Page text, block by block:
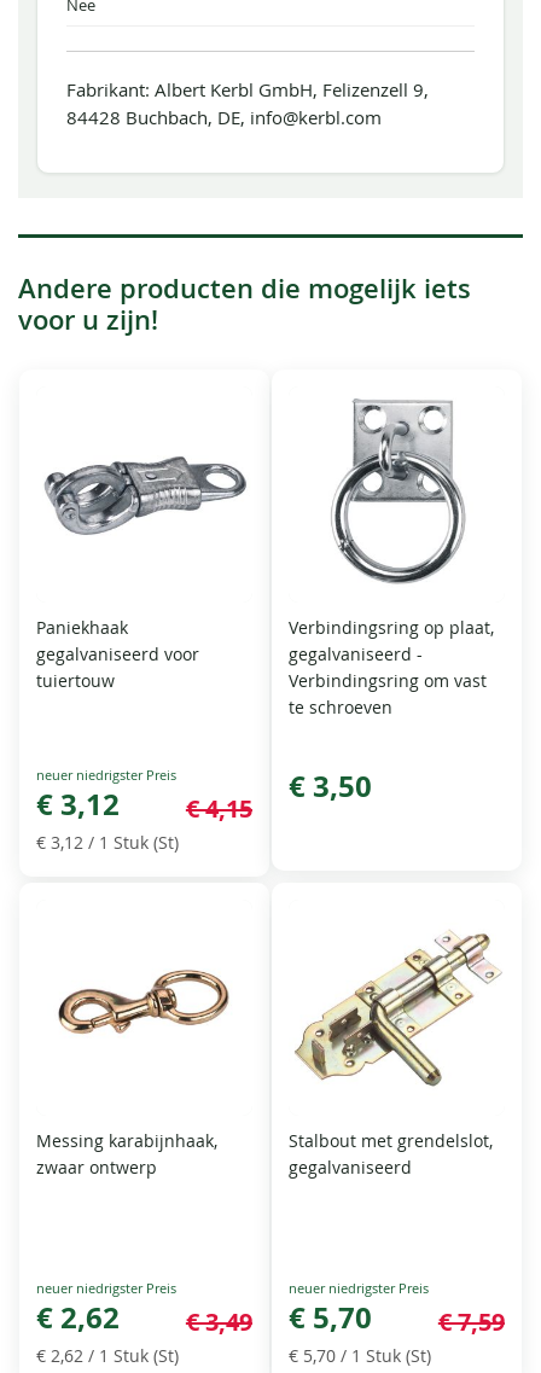
Nee
Fabrikant: Albert Kerbl GmbH, Felizenzell 9,
84428 Buchbach, DE, info@kerbl.com
Andere producten die mogelijk iets
voor u zijn!
Paniekhaak
gegalvaniseerd voor
tuiertouw
Special
Price
€ 3,12 € 4,15
€ 3,12 / 1 Stuk (St)
Verbindingsring op plaat,
gegalvaniseerd -
Verbindingsring om vast
te schroeven
€ 3,50
Messing karabijnhaak,
zwaar ontwerp
Special
Price
€ 2,62 € 3,49
€ 2,62 / 1 Stuk (St)
Stalbout met grendelslot,
gegalvaniseerd
Special
Price
€ 5,70 € 7,59
€ 5,70 / 1 Stuk (St)